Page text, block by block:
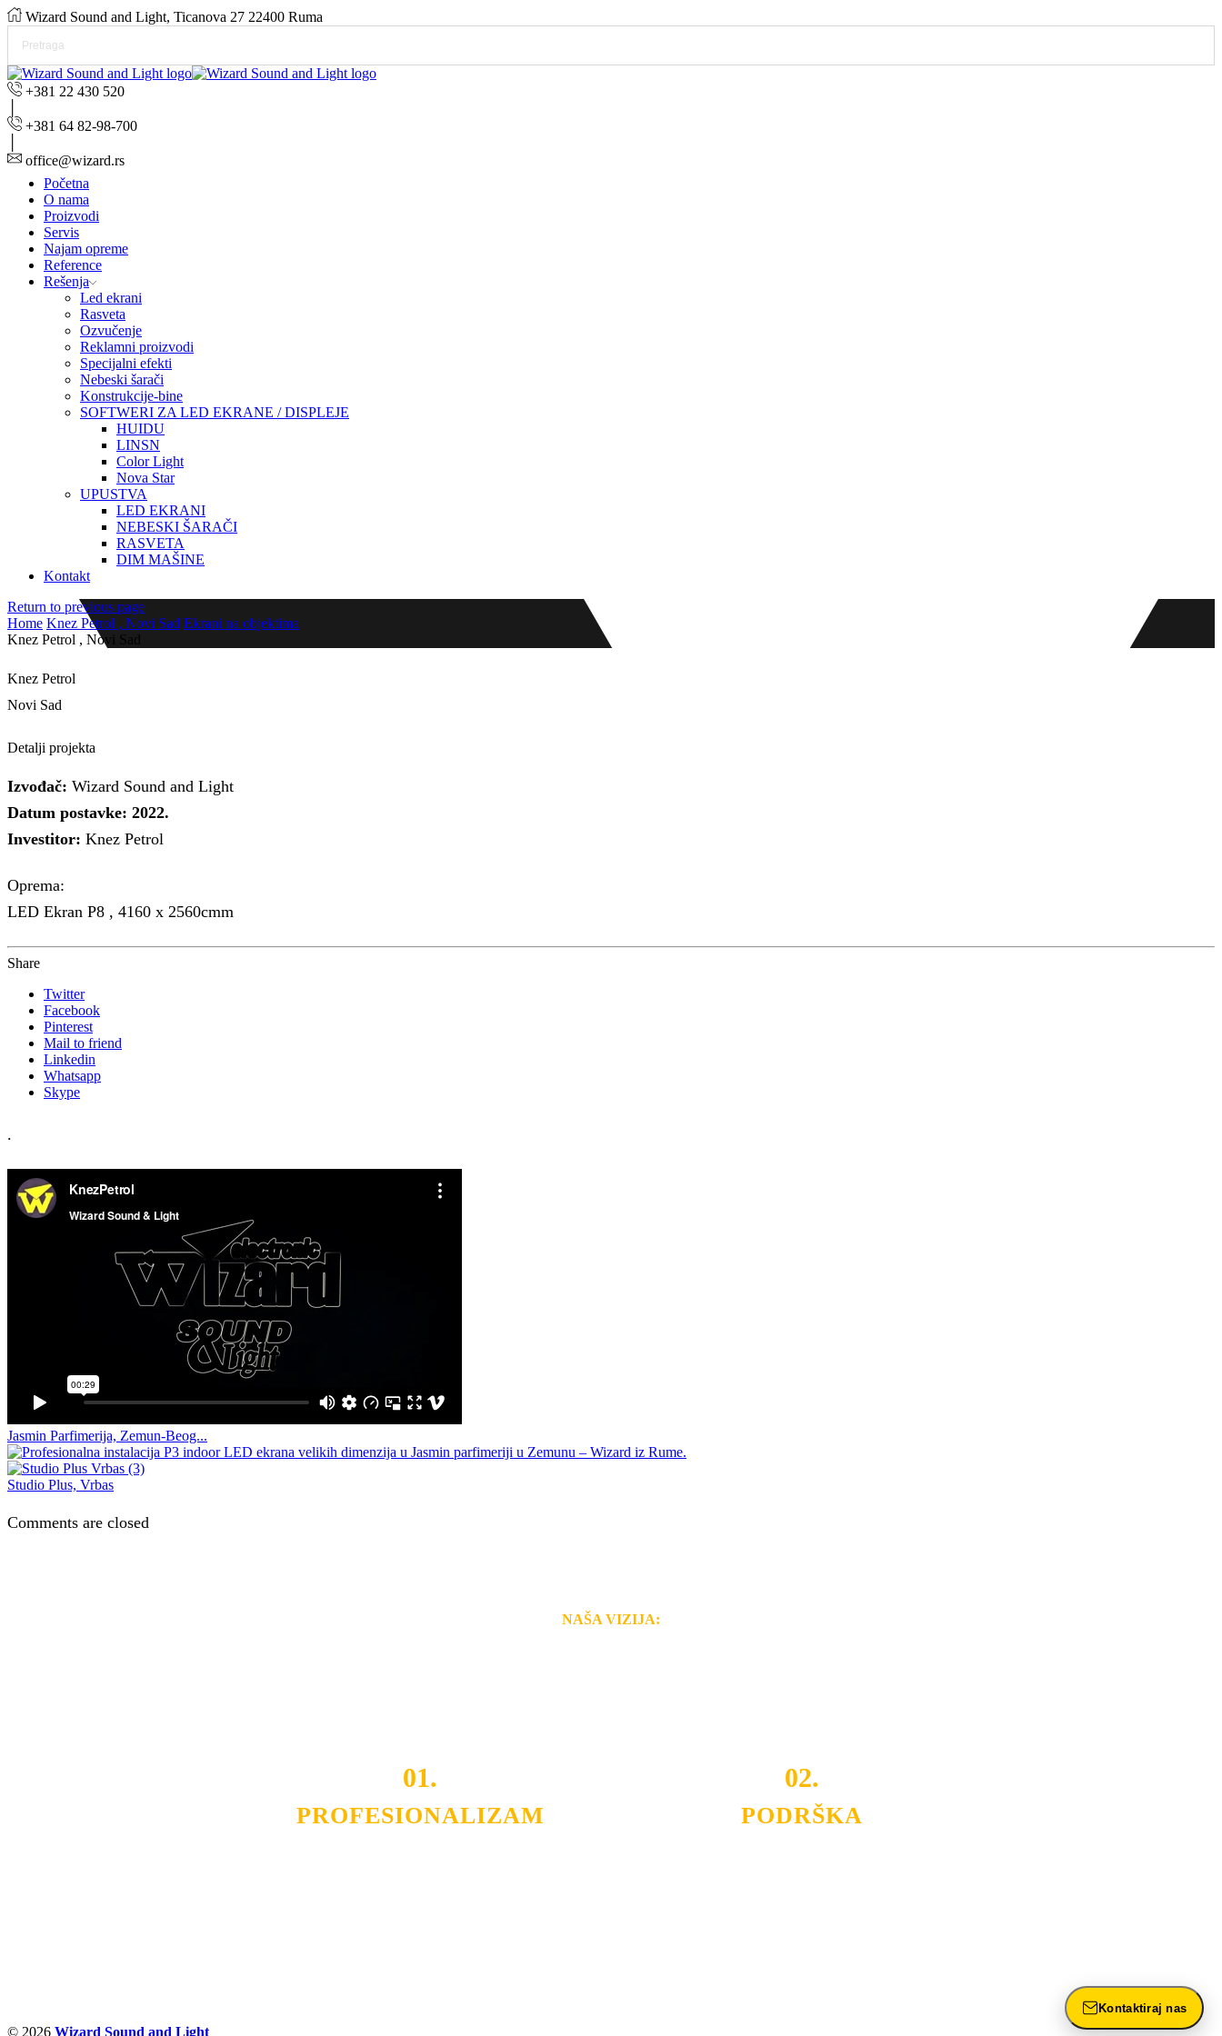
Wizard Sound and Light, Ticanova 27 22400 Ruma
+381 22 430 520
+381 64 82-98-700
office@wizard.rs
Početna
O nama
Proizvodi
Servis
Najam opreme
Reference
Rešenja
Led ekrani
Rasveta
Ozvučenje
Reklamni proizvodi
Specijalni efekti
Nebeski šarači
Konstrukcije-bine
SOFTWERI ZA LED EKRANE / DISPLEJE
HUIDU
LINSN
Color Light
Nova Star
UPUSTVA
LED EKRANI
NEBESKI ŠARAČI
RASVETA
DIM MAŠINE
Kontakt
Return to previous page
Home Knez Petrol , Novi Sad Ekrani na objektima
Knez Petrol , Novi Sad
Knez Petrol
Novi Sad
Detalji projekta
Izvođač: Wizard Sound and Light
Datum postavke: 2022.
Investitor: Knez Petrol
Oprema:
LED Ekran P8 , 4160 x 2560cmm
Share
Twitter
Facebook
Pinterest
Mail to friend
Linkedin
Whatsapp
Skype
.
Jasmin Parfimerija, Zemun-Beog...
Studio Plus, Vrbas
Comments are closed
NAŠA VIZIJA:
01.
PROFESIONALIZAM
02.
PODRŠKA
© 2026 Wizard Sound and Light
Kontaktiraj nas